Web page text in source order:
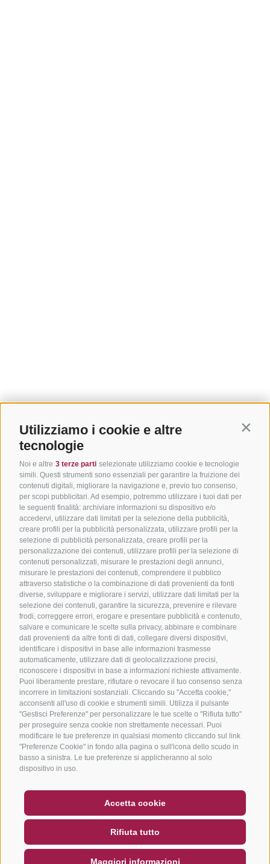
Utilizziamo i cookie e altre
tecnologie
Noi e altre 3 terze parti selezionate utilizziamo cookie e tecnologie
simili. Questi strumenti sono essenziali per garantire la fruizione dei
contenuti digitali, migliorare la navigazione e, previo tuo consenso,
per scopi pubblicitari. Ad esempio, potremmo utilizzare i tuoi dati per
le seguenti finalità: archiviare informazioni su dispositivo e/o
accedervi, utilizzare dati limitati per la selezione della pubblicità,
creare profili per la pubblicità personalizzata, utilizzare profili per la
selezione di pubblicità personalizzata, creare profili per la
personalizzazione dei contenuti, utilizzare profili per la selezione di
contenuti personalizzati, misurare le prestazioni degli annunci,
misurare le prestazioni dei contenuti, comprendere il pubblico
attraverso statistiche o la combinazione di dati provenienti da fonti
diverse, sviluppare e migliorare i servizi, utilizzare dati limitati per la
selezione dei contenuti, garantire la sicurezza, prevenire e rilevare
frodi, correggere errori, erogare e presentare pubblicità e contenuto,
salvare e comunicare le scelte sulla privacy, abbinare e combinare
dati provenienti da altre fonti di dati, collegare diversi dispositivi,
identificare i dispositivi in base alle informazioni trasmesse
automaticamente, utilizzare dati di geolocalizzazione precisi,
riconoscere i dispositivi in base a informazioni richieste attivamente.
Puoi liberamente prestare, rifiutare o revocare il tuo consenso senza
incorrere in limitazioni sostanziali. Cliccando su "Accetta cookie,"
acconsenti all'uso di cookie e strumenti simili. Utilizza il pulsante
"Gestisci Preferenze" per personalizzare le tue scelte o "Rifiuta tutto"
per proseguire senza cookie non strettamente necessari. Puoi
modificare le tue preferenze in qualsiasi momento cliccando sul link
"Preferenze Cookie" in fondo alla pagina o sull'icona dello scudo in
basso a sinistra. Le tue preferenze si applicheranno al solo
dispositivo in uso.
Accetta cookie
Rifiuta tutto
Maggiori informazioni
NEWSLETTER
SOCIAL WALL METEO